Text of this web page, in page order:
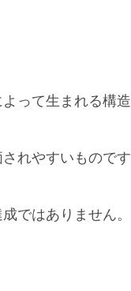
って生まれる構造
れやすいものです
ではありません。